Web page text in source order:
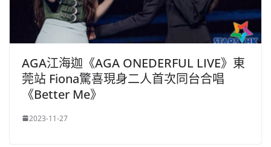
AGA江海迦《AGA ONEDERFUL LIVE》東
莞站 Fiona驚喜現身二人首次同台合唱
《Better Me》
2023-11-27